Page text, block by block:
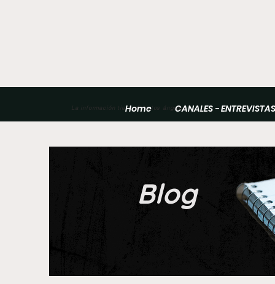
La información tiene distintos ángulos
Home CANALES - ENTREVISTAS
Blog